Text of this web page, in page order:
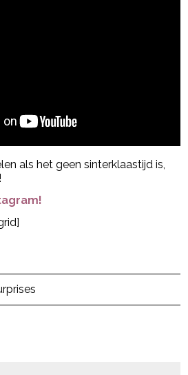
als het geen sinterklaastijd is,